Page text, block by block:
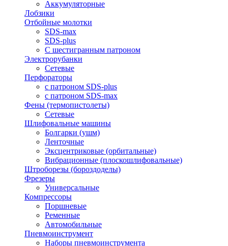
Аккумуляторные
Лобзики
Отбойные молотки
SDS-max
SDS-plus
С шестигранным патроном
Электрорубанки
Сетевые
Перфораторы
с патроном SDS-plus
с патроном SDS-max
Фены (термопистолеты)
Сетевые
Шлифовальные машины
Болгарки (ушм)
Ленточные
Эксцентриковые (орбитальные)
Вибрационные (плоскошлифовальные)
Штроборезы (бороздоделы)
Фрезеры
Универсальные
Компрессоры
Поршневые
Ременные
Автомобильные
Пневмоинструмент
Наборы пневмоинструмента